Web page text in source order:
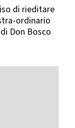
di rieditare
ordinario
Don Bosco